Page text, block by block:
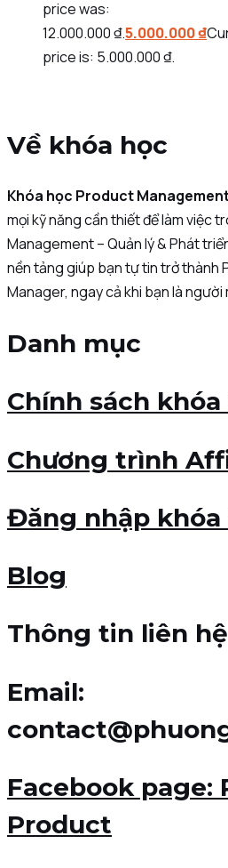
price was:
12.000.000 ₫.5.000.000₫
price is: 5.000.000 ₫.
Về khóa học
Khóa học Product
mọi kỹ năng cần thiết để làm việc
Management – Quản lý & Phát
nền tảng giúp bạn tự tin trở
Manager, ngay cả khi bạn là người
Danh mục
Chính sách khóa
Chương trình
Đăng nhập khóa
Blog
Thông tin liên hệ
Email:
Facebook page:
Product